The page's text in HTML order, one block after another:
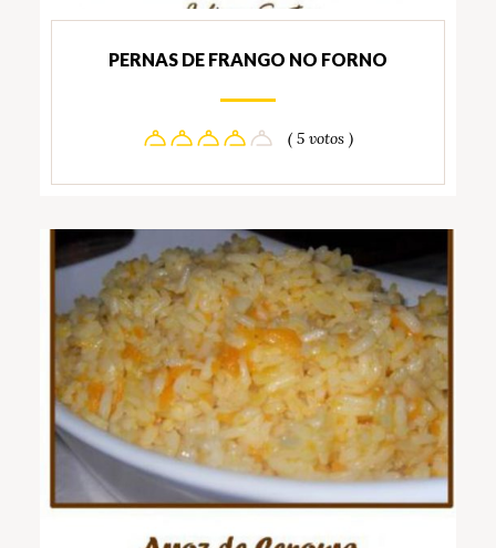
PERNAS DE FRANGO NO FORNO
( 5 votos )